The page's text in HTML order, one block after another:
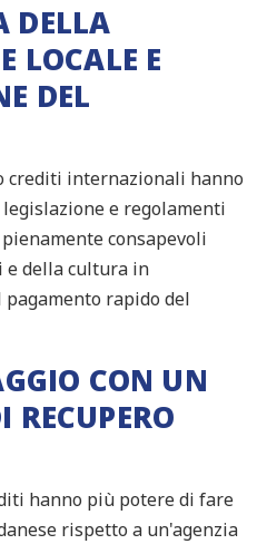
DELLA
LOCALE E
DEL
crediti internazionali hanno
e regolamenti
consapevoli
e della cultura in
rapido del
CON UN
RECUPERO
hanno più potere di fare
rispetto a un'agenzia